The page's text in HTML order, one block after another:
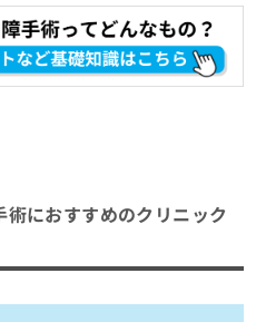
におすすめのクリニック